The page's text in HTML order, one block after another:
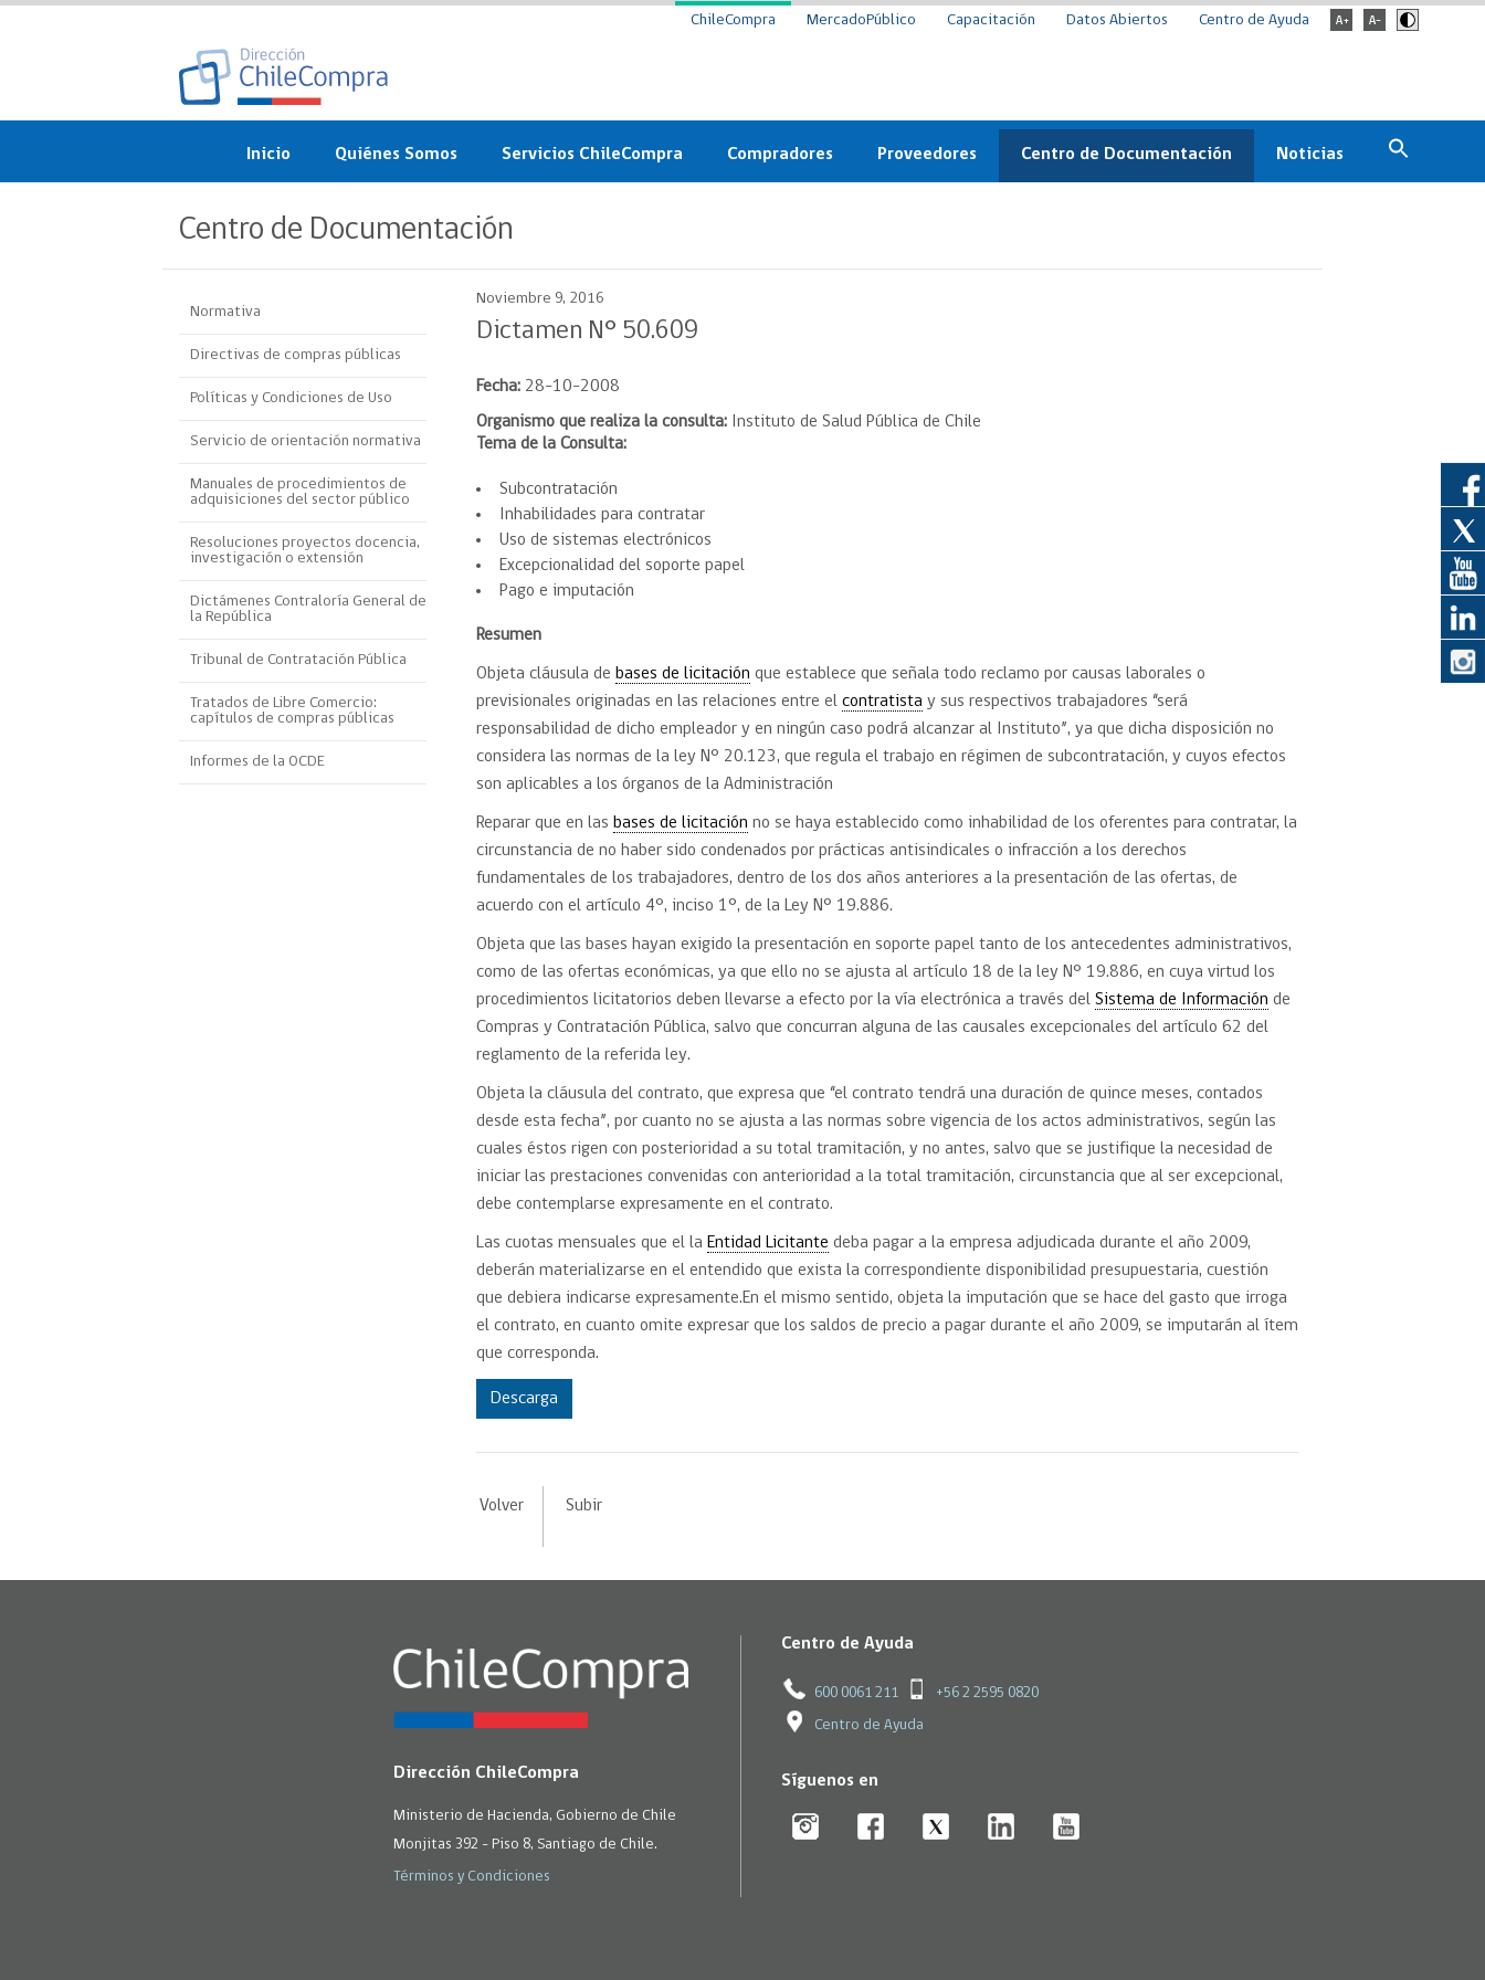
ChileCompra MercadoPúblico Capacitación Datos Abiertos Centro de Ayuda
Inicio Quiénes Somos
objetivos
Participación Ciudadana
Reportes Ley de Inclusión
Sé parte de nuestro equipo
Servicios ChileCompra
ChileCompra
Eficiencia
Gratis y en línea
Certificación competencias
Centro de Ayuda
Asesorías estratégicas
Compras Coordinadas
Datos Abiertos
API de Mercado Público
Ciberseguridad
Emergencias
Compradores
Circular
Bases Tipo de Licitación
Subasta inversa
Gestión de Contratos
Compras públicas con
perspectiva de género
Proveedores Centro de Documentación Noticias
Archivo de noticias
Centro de Documentación
Normativa
Directivas de compras públicas
Políticas y Condiciones de Uso
Servicio de orientación normativa
Manuales de procedimientos de
adquisiciones del sector público
Resoluciones proyectos docencia,
investigación o extensión
Dictámenes Contraloría General de
la República
Tribunal de Contratación Pública
Tratados de Libre Comercio:
capítulos de compras públicas
Informes de la OCDE
Noviembre 9, 2016
Dictamen N° 50.609
Fecha: 28-10-2008
Organismo que realiza la consulta: Instituto de Salud Pública de Chile
Tema de la Consulta:
Subcontratación
Inhabilidades para contratar
Uso de sistemas electrónicos
Excepcionalidad del soporte papel
Pago e imputación
Resumen
Objeta cláusula de bases de licitación que establece que señala todo reclamo por causas laborales o
previsionales originadas en las relaciones entre elcontratista y sus respectivos trabajadores “será
responsabilidad de dicho empleador y en ningún caso podrá alcanzar al Instituto”, ya que dicha disposición no
considera las normas de la ley N° 20.123, que regula el trabajo en régimen de subcontratación, y cuyos efectos
son aplicables a los órganos de la Administración
Reparar que en las bases de licitación no se haya establecido como inhabilidad de los oferentes para contratar, la
circunstancia de no haber sido condenados por prácticas antisindicales o infracción a los derechos
fundamentales de los trabajadores, dentro de los dos años anteriores a la presentación de las ofertas, de
acuerdo con el artículo 4°, inciso 1°, de la Ley N° 19.886.
Objeta que las bases hayan exigido la presentación en soporte papel tanto de los antecedentes administrativos,
como de las ofertas económicas, ya que ello no se ajusta al artículo 18 de la ley N° 19.886, en cuya virtud los
procedimientos licitatorios deben llevarse a efecto por la vía electrónica a través delSistema de Información de
Compras y Contratación Pública, salvo que concurran alguna de las causales excepcionales del artículo 62 del
reglamento de la referida ley.
Objeta la cláusula del contrato, que expresa que “el contrato tendrá una duración de quince meses, contados
desde esta fecha”, por cuanto no se ajusta a las normas sobre vigencia de los actos administrativos, según las
cuales éstos rigen con posterioridad a su total tramitación, y no antes, salvo que se justifique la necesidad de
iniciar las prestaciones convenidas con anterioridad a la total tramitación, circunstancia que al ser excepcional,
debe contemplarse expresamente en el contrato.
Las cuotas mensuales que el la Entidad Licitante deba pagar a la empresa adjudicada durante el año 2009,
deberán materializarse en el entendido que exista la correspondiente disponibilidad presupuestaria, cuestión
que debiera indicarse expresamente.En el mismo sentido, objeta la imputación que se hace del gasto que irroga
el contrato, en cuanto omite expresar que los saldos de precio a pagar durante el año 2009, se imputarán al ítem
que corresponda.
Descarga
Volver Subir
Dirección ChileCompra
Ministerio de Hacienda, Gobierno de Chile
Monjitas 392 - Piso 8, Santiago de Chile.
Términos y Condiciones
Centro de Ayuda
600 0061 211 +56 2 2595 0820
Centro de Ayuda
Síguenos en